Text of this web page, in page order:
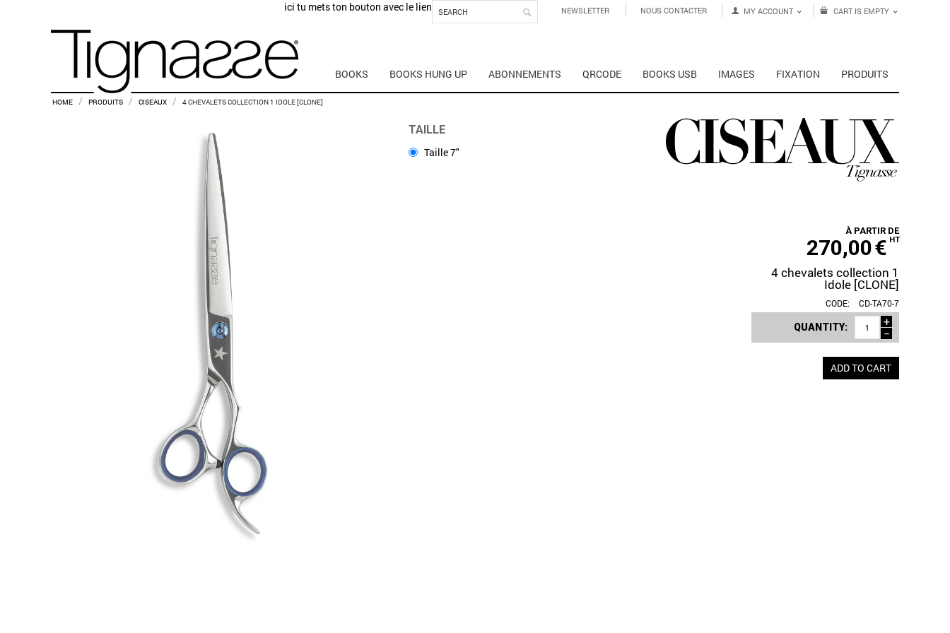
CART IS EMPTY
MY ACCOUNT
NEWSLETTER NOUS CONTACTER
ici tu mets ton bouton avec le lien
BOOKS BOOKS HUNG UP ABONNEMENTS QRCODE BOOKS USB IMAGES FIXATION PRODUITS
HOME / PRODUITS / CISEAUX / 4 CHEVALETS COLLECTION 1 IDOLE [CLONE]
À PARTIR DE
270,00€ HT
4 chevalets collection 1
Idole [CLONE]
CODE: CD-TA70-7
QUANTITY:
+
−
ADD TO CART
TAILLE
Taille 7"